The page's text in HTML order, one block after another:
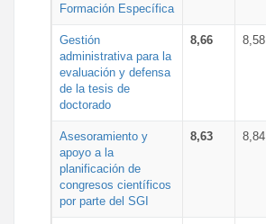
Formación Específica
Gestión
administrativa para la
evaluación y defensa
de la tesis de
doctorado
8,66 8,58
Asesoramiento y
apoyo a la
planificación de
congresos científicos
por parte del SGI
8,63 8,84